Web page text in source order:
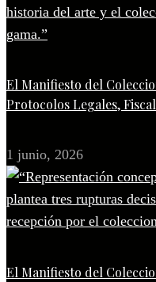
El Manifiesto del
Protocolos Legales,
1 junio, 2026
El Manifiesto del